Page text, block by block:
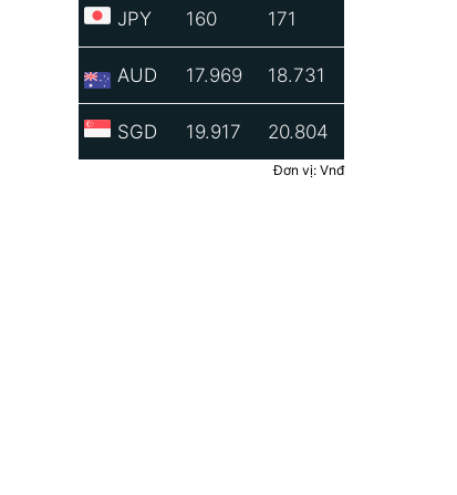
JPY 160 171
AUD 17.969 18.731
SGD 19.917 20.804
Đơn vị: Vnđ